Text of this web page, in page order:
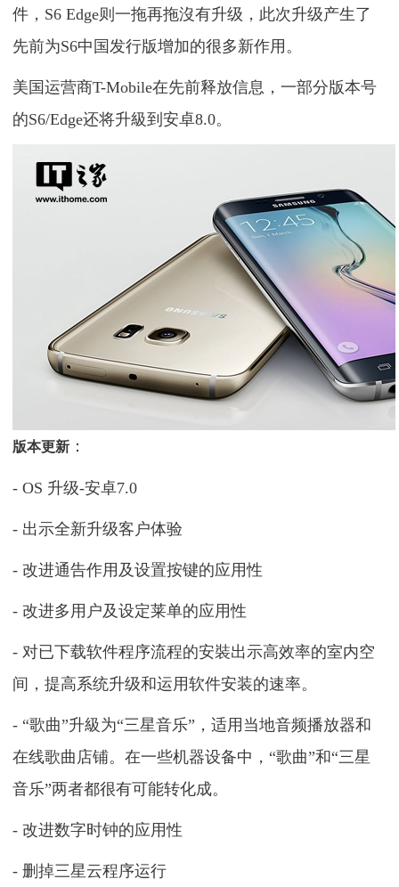
件，S6 Edge则一拖再拖沒有升级，此次升级产生了
先前为S6中国发行版增加的很多新作用。
美国运营商T-Mobile在先前释放信息，一部分版本号
的S6/Edge还将升級到安卓8.0。
版本更新 ：
- OS 升级-安卓7.0
- 出示全新升级客户体验
- 改进通告作用及设置按键的应用性
- 改进多用户及设定莱单的应用性
- 对已下载软件程序流程的安裝出示高效率的室内空
间，提高系统升级和运用软件安装的速率。
- “歌曲”升級为“三星音乐”，适用当地音频播放器和
在线歌曲店铺。在一些机器设备中，“歌曲”和“三星
音乐”两者都很有可能转化成。
- 改进数字时钟的应用性
- 删掉三星云程序运行